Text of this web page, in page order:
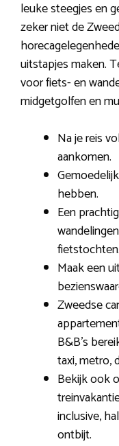
leuke steegjes en
zeker niet de
uitstapjes maken.
voor fiets- en
midgetgolfen en
Na je reis
aankomen.
hebben.
Een
fietstochten.
Maak een
Zweedse
B&B’s
taxi, metro,
Bekijk ook
inclusive,
ontbijt.